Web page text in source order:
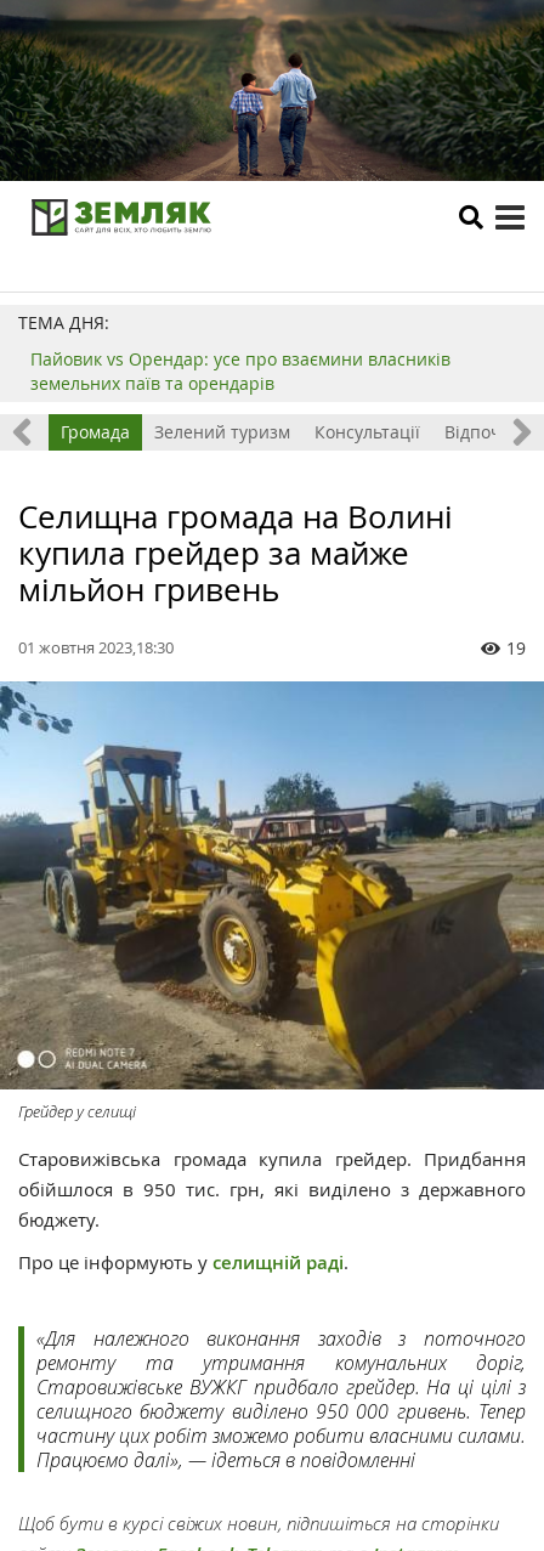
ТЕМА ДНЯ:
Пайовик vs Орендар: усе про взаємини власників
земельних паїв та орендарів
Громада Зелений туризм Консультації Відпочинок
Селищна громада на Волині
купила грейдер за майже
мільйон гривень
01 жовтня 2023,18:30 19
Грейдер у селищі
Старовижівська громада купила грейдер. Придбання
обійшлося в 950 тис. грн, які виділено з державного
бюджету.
Про це інформують у селищній раді.
«Для належного виконання заходів з поточного
ремонту та утримання комунальних доріг,
Старовижівське ВУЖКГ придбало грейдер. На ці цілі з
селищного бюджету виділено 950 000 гривень. Тепер
частину цих робіт зможемо робити власними силами.
Працюємо далі», — ідеться в повідомленні
Щоб бути в курсі свіжих новин, підпишіться на сторінки